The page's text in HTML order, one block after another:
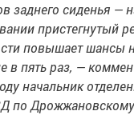
заднего сиденья —
пристегнутый
повышает шансы
в пять раз, —
начальник
по